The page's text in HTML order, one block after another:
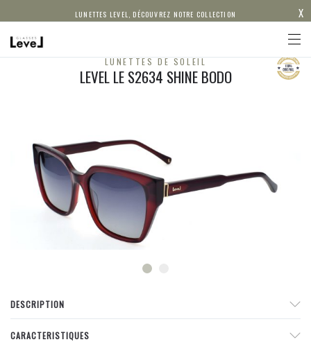
LUNETTES LEVEL, DÉCOUVREZ NOTRE COLLECTION X
LUNETTES DE SOLEIL
LEVEL LE S2634 SHINE BODO
DESCRIPTION
CARACTERISTIQUES